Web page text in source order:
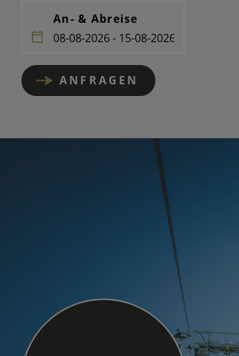
An- & Abreise
ANFRAGEN